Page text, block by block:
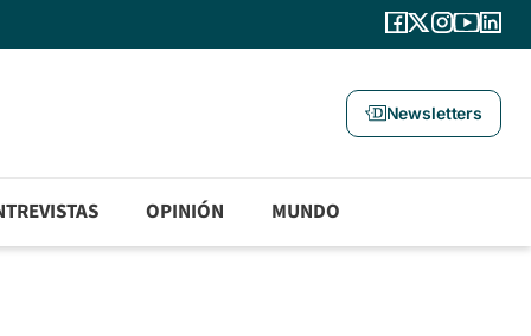
Newsletters
OPINIÓN MUNDO